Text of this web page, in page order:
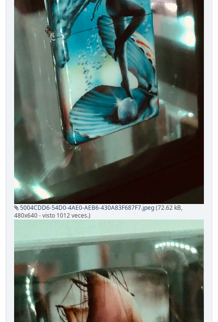
5004CDD6-54D0-4AE0-AEB6-430A83F687F7.jpeg(72.62 kB,
480x640 - visto 1012 veces.)